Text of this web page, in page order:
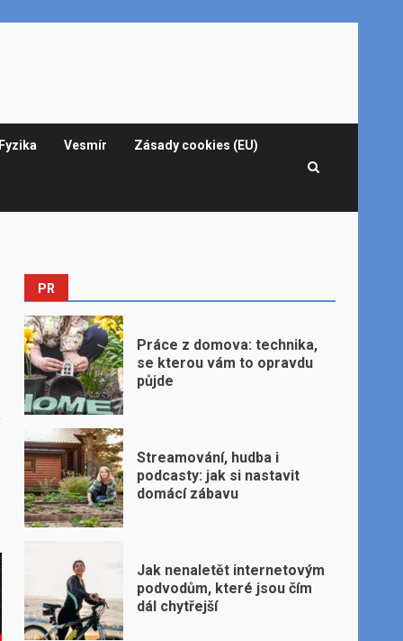
Fyzika Vesmír Zásady cookies (EU)
PR
Práce z domova: technika,
se kterou vám to opravdu
půjde
Streamování, hudba i
podcasty: jak si nastavit
domácí zábavu
Jak nenaletět internetovým
podvodům, které jsou čím
dál chytřejší